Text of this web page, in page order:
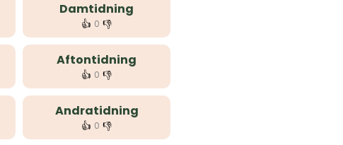
Damtidning
👍 0 👎
Aftontidning
👍 0 👎
Andratidning
👍 0 👎